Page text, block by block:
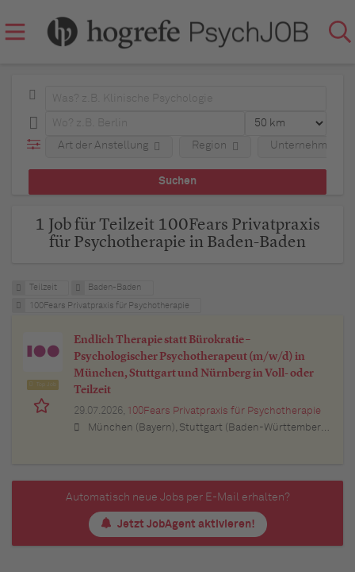
Art der Anstellung Region Unternehmen
1 Job für Teilzeit 100Fears Privatpraxis
für Psychotherapie in Baden-Baden
Teilzeit Baden-Baden
100Fears Privatpraxis für Psychotherapie
Endlich Therapie statt Bürokratie –
Psychologischer Psychotherapeut (m/w/d) in
München, Stuttgart und Nürnberg in Voll- oder
Teilzeit
29.07.2026, 100Fears Privatpraxis für Psychotherapie
München (Bayern), Stuttgart (Baden-Württemberg), Nürnberg (Bayern), Esslingen am Neckar (Baden-Württemberg), Ludwigsburg (Baden-Württemberg), Sindelfingen (Baden-Württemberg), Böblingen (Baden-Württemberg), Waiblingen (Baden-Württemberg), Heilbronn (Baden-Württemberg), Reutlingen (Baden-Württemberg), Tübingen (Baden-Württemberg), Aalen (Baden-Württemberg), Schwäbisch Gmünd (Baden-Württemberg), Karlsruhe (Baden-Württemberg), Mannheim (Baden-Württemberg), Ulm (Baden-Württemberg), Pforzheim (Baden-Württemberg), Offenburg (Baden-Württemberg), Göppingen (Baden-Württemberg), Baden-Baden (Baden-Württemberg), Heidenheim an der Brenz (Baden-Württemberg), Ingolstadt (Bayern), Erlangen (Bayern), Regensburg (Bayern), Bamberg (Bayern), Bayreuth (Bayern)
Automatisch neue Jobs per E-Mail erhalten?
Jetzt JobAgent aktivieren!